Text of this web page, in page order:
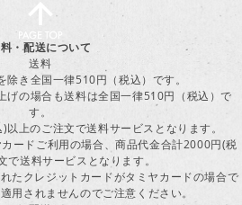
・配送について
送料
除き全国一律510円（税込）です。
げの場合も送料は全国一律510円（税込）で
す。
上のご注文で送料サービスとなります。
ードご利用の場合、商品代金合計2000円(税
で送料サービスとなります。
たクレジットカードがタミヤカードの場合で
用されませんのでご注意ください。